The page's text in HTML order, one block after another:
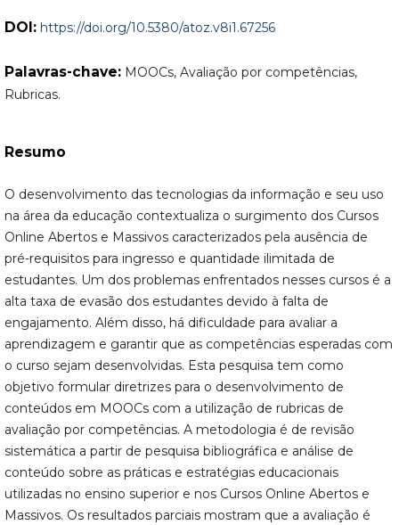
DOI: https://doi.org/10.5380/atoz.v8i1.67256
Palavras-chave: MOOCs, Avaliação por competências,
Rubricas.
Resumo
O desenvolvimento das tecnologias da informação e seu uso
na área da educação contextualiza o surgimento dos Cursos
Online Abertos e Massivos caracterizados pela ausência de
pré-requisitos para ingresso e quantidade ilimitada de
estudantes. Um dos problemas enfrentados nesses cursos é a
alta taxa de evasão dos estudantes devido à falta de
engajamento. Além disso, há dificuldade para avaliar a
aprendizagem e garantir que as competências esperadas com
o curso sejam desenvolvidas. Esta pesquisa tem como
objetivo formular diretrizes para o desenvolvimento de
conteúdos em MOOCs com a utilização de rubricas de
avaliação por competências. A metodologia é de revisão
sistemática a partir de pesquisa bibliográfica e análise de
conteúdo sobre as práticas e estratégias educacionais
utilizadas no ensino superior e nos Cursos Online Abertos e
Massivos. Os resultados parciais mostram que a avaliação é